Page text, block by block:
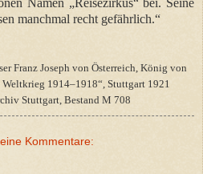
Namen „Reisezirkus“ bei. Seine
manchmal recht gefährlich.“
Franz Joseph von Österreich, König von
1914–1918“, Stuttgart 1921
Stuttgart, Bestand M 708
Kommentare: